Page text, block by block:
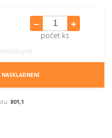
počet ks
801,1